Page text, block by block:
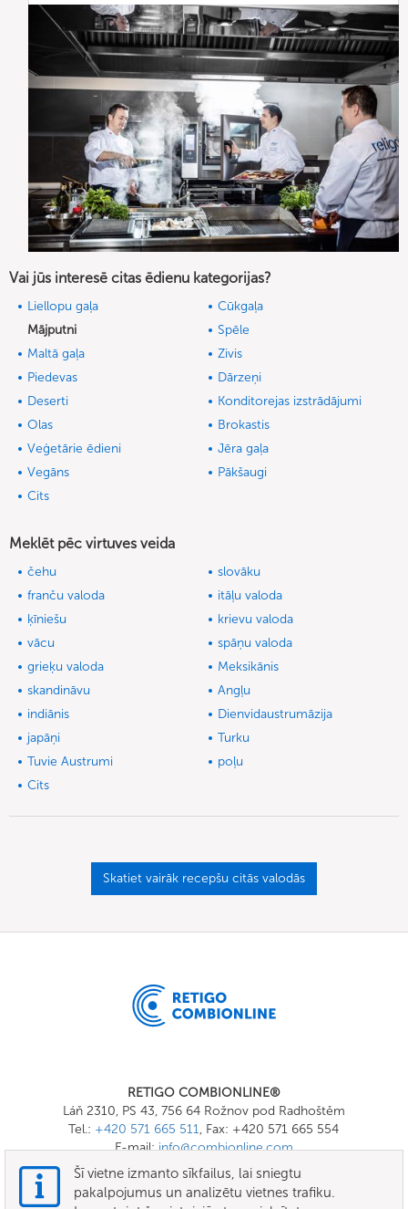
Vai jūs interesē citas ēdienu kategorijas?
Liellopu gaļa
Cūkgaļa
Mājputni
Spēle
Maltā gaļa
Zivis
Piedevas
Dārzeņi
Deserti
Konditorejas izstrādājumi
Olas
Brokastis
Veģetārie ēdieni
Jēra gaļa
Vegāns
Pākšaugi
Cits
Meklēt pēc virtuves veida
čehu
slovāku
franču valoda
itāļu valoda
ķīniešu
krievu valoda
vācu
spāņu valoda
grieķu valoda
Meksikānis
skandināvu
Angļu
indiānis
Dienvidaustrumāzija
japāņi
Turku
Tuvie Austrumi
poļu
Cits
Skatiet vairāk recepšu citās valodās
RETIGO COMBIONLINE®
Láň 2310, PS 43, 756 64 Rožnov pod Radhoštěm
Tel.: +420 571 665 511, Fax: +420 571 665 554
E-mail:info@combionline.com
Šī vietne izmanto sīkfailus, lai sniegtu
pakalpojumus un analizētu vietnes trafiku.